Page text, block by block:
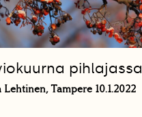
pihlajassa
Lehtinen, Tampere 10.1.2022